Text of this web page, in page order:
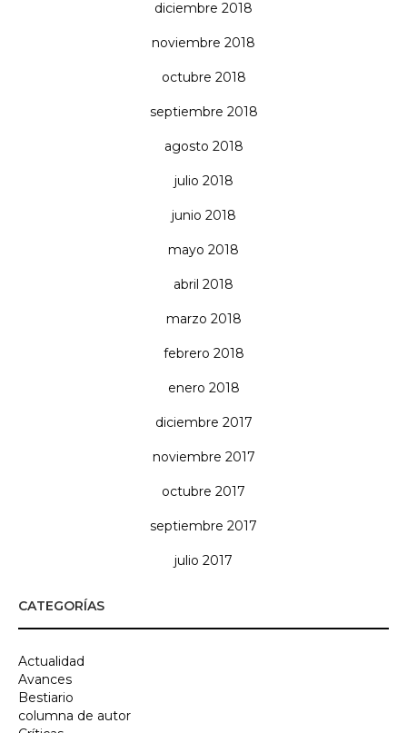
diciembre 2018
noviembre 2018
octubre 2018
septiembre 2018
agosto 2018
julio 2018
junio 2018
mayo 2018
abril 2018
marzo 2018
febrero 2018
enero 2018
diciembre 2017
noviembre 2017
octubre 2017
septiembre 2017
julio 2017
CATEGORÍAS
Actualidad
Avances
Bestiario
columna de autor